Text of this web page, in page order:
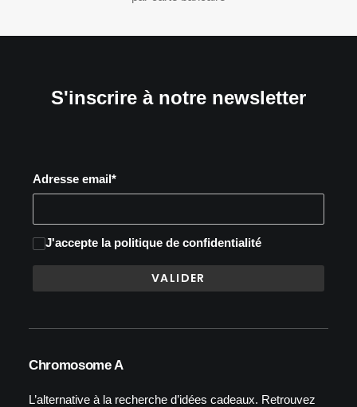
S'inscrire à notre newsletter
Adresse email*
J'accepte la politique de confidentialité
Chromosome A
L’alternative à la recherche d’idées cadeaux. Retrouvez